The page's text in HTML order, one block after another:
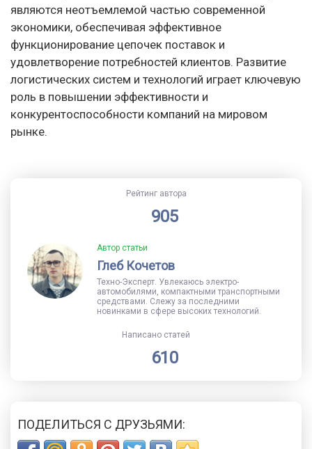
являются неотъемлемой частью современной
экономики, обеспечивая эффективное
функционирование цепочек поставок и
удовлетворение потребностей клиентов. Развитие
логистических систем и технологий играет ключевую
роль в повышении эффективности и
конкурентоспособности компаний на мировом
рынке.
Рейтинг автора
905
Автор статьи
Глеб Кочетов
Техно-Эксперт. Увлекаюсь электро-
автомобилями, компактными транспортными
средствами. Слежу за последними
новинками в сфере высоких технологий.
Написано статей
610
ПОДЕЛИТЬСЯ С ДРУЗЬЯМИ: